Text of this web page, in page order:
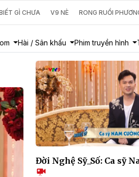
GÌ CHƯA V9 NÈ RONG RUỔI
Hài / Sân khấu Phim truyền hình
Đời Nghệ Sỹ_Số: Ca sỹ